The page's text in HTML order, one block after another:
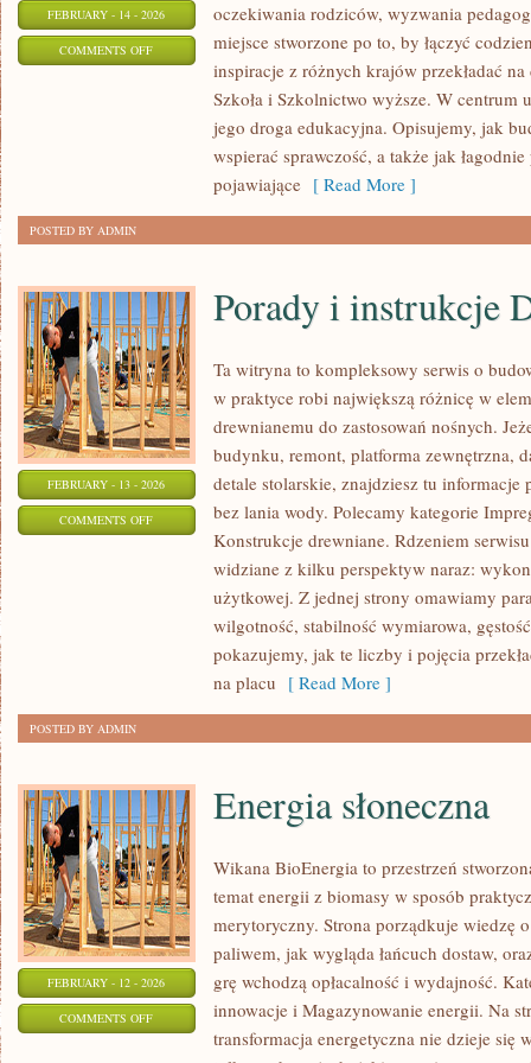
FEBRUARY - 14 - 2026
COMMENTS OFFON
oczekiwania rodziców, wyzwania
miejsce stworzone po to, by łączyć
inspiracje z różnych krajów przekładać
Szkoła i Szkolnictwo wyższe. W centrum
jego droga edukacyjna. Opisujemy, jak
wspierać sprawczość, a także jak
pojawiające [ Read More ]
POSTED BY ADMIN
FEBRUARY - 13 - 2026
COMMENTS OFFON
INSTRUKCJE
Porady i instrukcje
Ta witryna to kompleksowy serwis o
w praktyce robi największą różnicę w
drewnianemu do zastosowań nośnych.
budynku, remont, platforma zewnętrzna,
detale stolarskie, znajdziesz tu informacje
bez lania wody. Polecamy kategorie
Konstrukcje drewniane. Rdzeniem
widziane z kilku perspektyw naraz:
użytkowej. Z jednej strony omawiamy
wilgotność, stabilność wymiarowa,
pokazujemy, jak te liczby i pojęcia
na placu [ Read More ]
POSTED BY ADMIN
FEBRUARY - 12 - 2026
COMMENTS OFFON
Energia słoneczna
Wikana BioEnergia to przestrzeń
temat energii z biomasy w sposób
merytoryczny. Strona porządkuje wiedzę
paliwem, jak wygląda łańcuch dostaw,
grę wchodzą opłacalność i wydajność.
innowacje i Magazynowanie energii. Na
transformacja energetyczna nie dzieje się